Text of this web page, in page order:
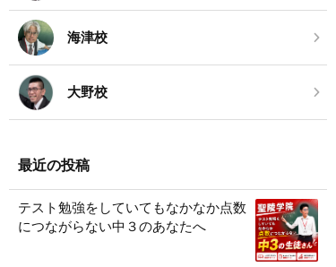
海津校
大野校
最近の投稿
テスト勉強をしていてもなかなか点数
につながらない中３のあなたへ